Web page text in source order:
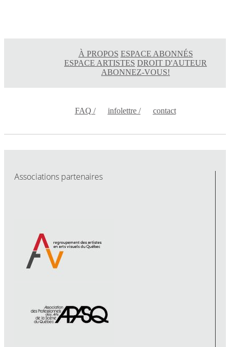
À PROPOS ESPACE ABONNÉS
ESPACE ARTISTES DROIT D'AUTEUR
ABONNEZ-VOUS!
FAQ / infolettre / contact
Associations partenaires